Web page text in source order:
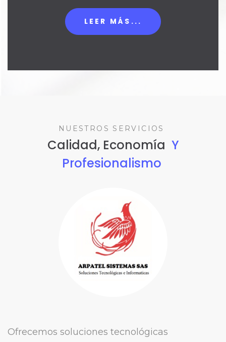
LEER MÁS...
NUESTROS SERVICIOS
Calidad, Economía Y
Profesionalismo
Ofrecemos soluciones tecnológicas